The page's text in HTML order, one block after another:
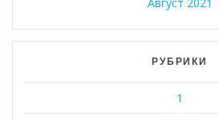
Август 2021
РУБРИКИ
1